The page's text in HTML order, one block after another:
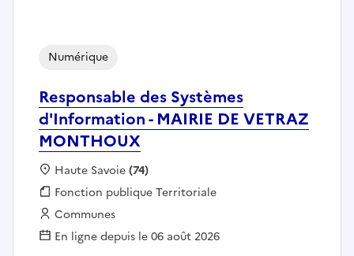
Responsable des Systèmes
d'Information - MAIRIE DE VETRAZ
MONTHOUX
Numérique
Localisation :
Haute Savoie(74)
Fonction publique :
Fonction publique Territoriale
Employeur :
Communes
En ligne depuis le 06 août 2026